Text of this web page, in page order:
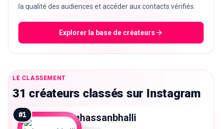
la qualité des audiences et accéder aux contacts vérifiés.
Explorer la base de créateurs
LE CLASSEMENT
31 créateurs classés sur Instagram
#1 imhassanbhalli